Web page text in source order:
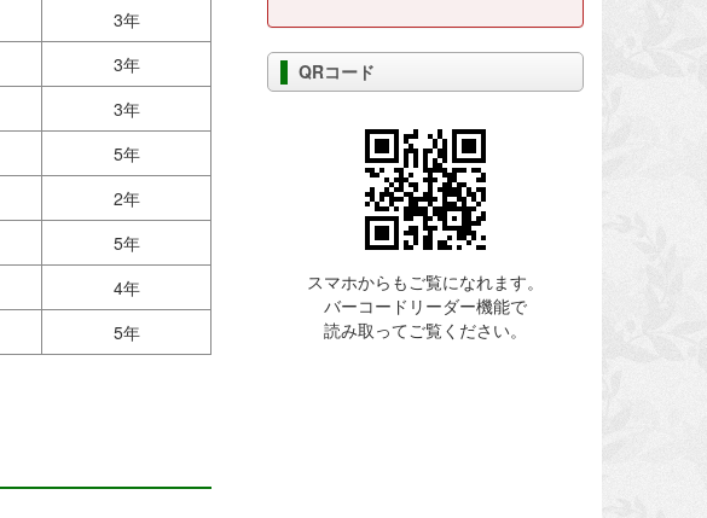
3年
3年
3年
5年
2年
5年
4年
5年
QRコード
スマホからもご覧になれます。
バーコードリーダー機能で
読み取ってご覧ください。